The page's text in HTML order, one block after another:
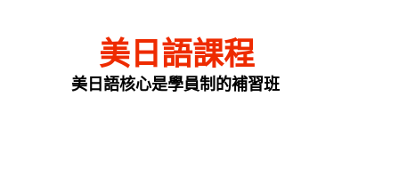
美日語課程
美日語核心是學員制的補習班